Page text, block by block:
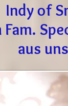
Indy of
aus